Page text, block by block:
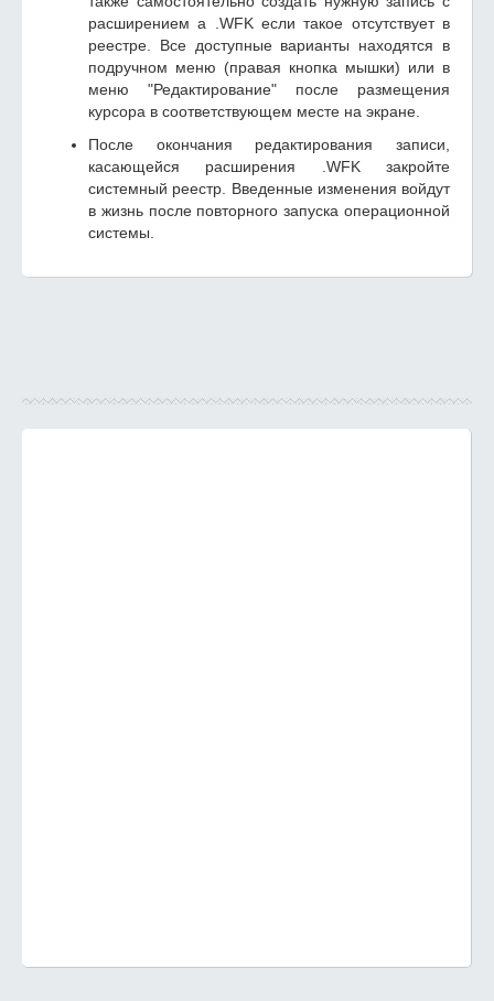
расширением а .WFK если такое отсутствует в
реестре. Все доступные варианты находятся в
подручном меню (правая кнопка мышки) или в
меню "Редактирование" после размещения
курсора в соответствующем месте на экране.
После окончания редактирования записи,
касающейся расширения .WFK закройте
системный реестр. Введенные изменения войдут
в жизнь после повторного запуска операционной
системы.